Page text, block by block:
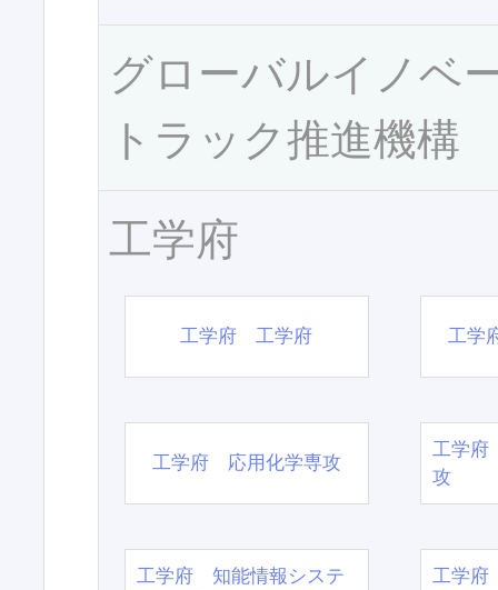
グローバルイノベ
トラック推進機構
工学府
工学府 工学府 工学
工学府 応用化学専攻
工学府
攻
工学府 知能情報システ
工学府